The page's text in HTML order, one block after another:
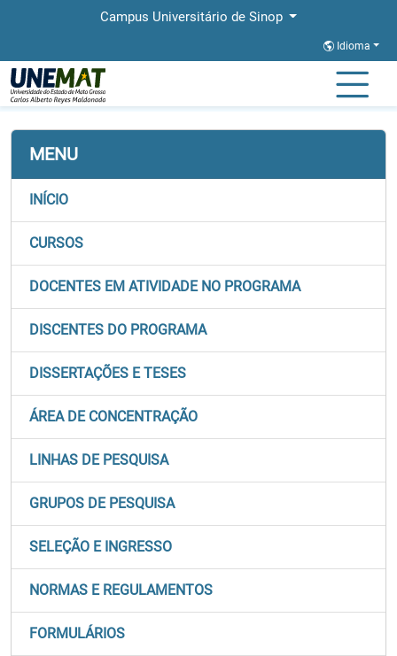
Campus Universitário de Sinop
Idioma
Página Inicial PPGLETRAS
MENU
INÍCIO
CURSOS
DOCENTES EM ATIVIDADE NO PROGRAMA
DISCENTES DO PROGRAMA
DISSERTAÇÕES E TESES
ÁREA DE CONCENTRAÇÃO
LINHAS DE PESQUISA
GRUPOS DE PESQUISA
SELEÇÃO E INGRESSO
NORMAS E REGULAMENTOS
FORMULÁRIOS